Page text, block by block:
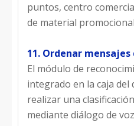
puntos, centro
de material
11. Ordenar mensajes
El módulo de
integrado en la caja
realizar una
mediante diálogo de